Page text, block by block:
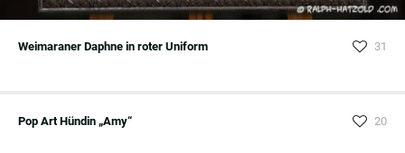
Weimaraner Daphne in roter Uniform 31
Pop Art Hündin „Amy“ 20